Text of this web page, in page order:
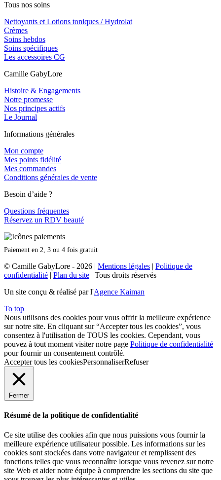
Tous nos soins
Nettoyants et Lotions toniques / Hydrolat
Crèmes
Soins hebdos
Soins spécifiques
Les accessoires CG
Camille GabyLore
Histoire & Engagements
Notre promesse
Nos principes actifs
Le Journal
Informations générales
Mon compte
Mes points fidélité
Mes commandes
Conditions générales de vente
Besoin d’aide ?
Questions fréquentes
Réservez un RDV beauté
Paiement en 2, 3 ou 4 fois gratuit
© Camille GabyLore - 2026 | Mentions légales | Politique de
confidentialité | Plan du site | Tous droits réservés
Un site conçu & réalisé par l'Agence Kaiman
To top
Nous utilisons des cookies pour vous offrir la meilleure expérience
sur notre site. En cliquant sur “Accepter tous les cookies”, vous
consentez à l'utilisation de TOUS les cookies. Cependant, vous
pouvez à tout moment visiter notre page Politique de confidentialité
pour fournir un consentement contrôlé.
Accepter tous les cookiesPersonnaliserRefuser
Fermer
Résumé de la politique de confidentialité
Ce site utilise des cookies afin que nous puissions vous fournir la
meilleure expérience utilisateur possible. Les informations sur les
cookies sont stockées dans votre navigateur et remplissent des
fonctions telles que vous reconnaître lorsque vous revenez sur notre
site Web et aider notre équipe à comprendre les sections du site que